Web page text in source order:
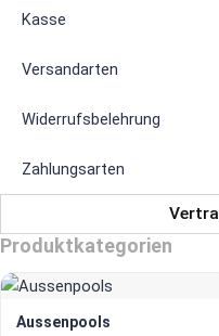
Kasse
Versandarten
Widerrufsbelehrung
Zahlungsarten
Produktkategorien
Aussenpools